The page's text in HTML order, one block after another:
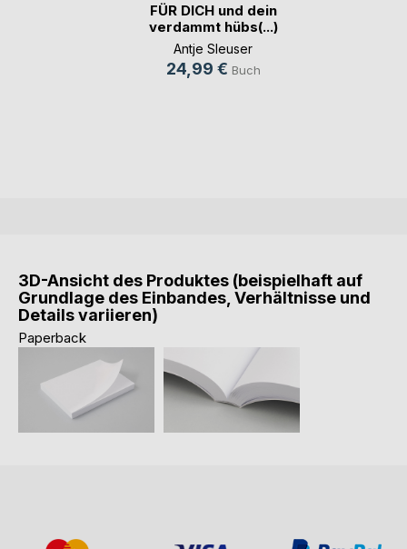
FÜR DICH und dein
verdammt hübs(...)
Antje Sleuser
24,99 € Buch
3D-Ansicht des Produktes (beispielhaft auf
Grundlage des Einbandes, Verhältnisse und
Details variieren)
Paperback